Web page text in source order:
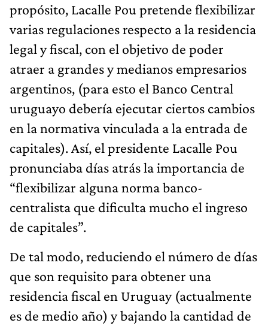
propósito, Lacalle Pou pretende flexibilizar
varias regulaciones respecto a la residencia
legal y fiscal, con el objetivo de poder
atraer a grandes y medianos empresarios
argentinos, (para esto el Banco Central
uruguayo debería ejecutar ciertos cambios
en la normativa vinculada a la entrada de
capitales). Así, el presidente Lacalle Pou
pronunciaba días atrás la importancia de
“flexibilizar alguna norma banco-
centralista que dificulta mucho el ingreso
de capitales”.
De tal modo, reduciendo el número de días
que son requisito para obtener una
residencia fiscal en Uruguay (actualmente
es de medio año) y bajando la cantidad de